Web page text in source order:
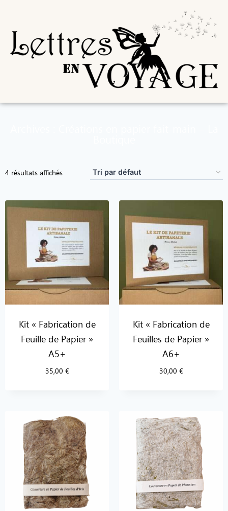
4 résultats affichés
Kit « Fabrication de
Feuille de Papier »
A5+
35,00 €
Kit « Fabrication de
Feuilles de Papier »
A6+
30,00 €